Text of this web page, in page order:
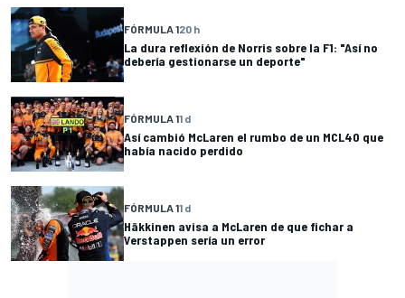
FÓRMULA 120 h
La dura reflexión de Norris sobre la F1: "Así no
debería gestionarse un deporte"
FÓRMULA 11 d
Así cambió McLaren el rumbo de un MCL40 que
había nacido perdido
FÓRMULA 11 d
Häkkinen avisa a McLaren de que fichar a
Verstappen sería un error